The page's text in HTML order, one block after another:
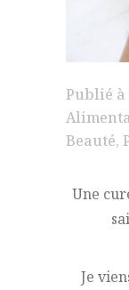
Publié à
Beauté,
Une
Je